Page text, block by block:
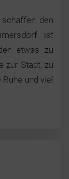
schaffen den
ist
etwas zu
zur Stadt, zu
und viel